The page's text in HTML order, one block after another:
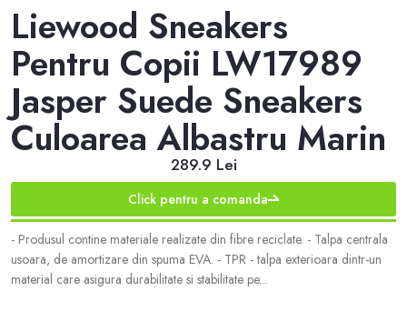
Liewood Sneakers
Pentru Copii LW17989
Jasper Suede Sneakers
Culoarea Albastru Marin
289.9 Lei
Click pentru a comanda
- Produsul contine materiale realizate din fibre reciclate. - Talpa centrala
usoara, de amortizare din spuma EVA. - TPR - talpa exterioara dintr-un
material care asigura durabilitate si stabilitate pe...